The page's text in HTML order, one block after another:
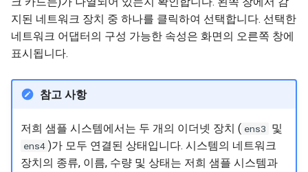
지된 네트워크 장치 중 하나를 클릭하여 선택합니다. 선택한
네트워크 어댑터의 구성 가능한 속성은 화면의 오른쪽 창에
표시됩니다.
참고 사항
저희 샘플 시스템에서는 두 개의 이더넷 장치 ( ens3 및
ens4 )가 모두 연결된 상태입니다. 시스템의 네트워크
장치의 종류, 이름, 수량 및 상태는 저희 샘플 시스템과